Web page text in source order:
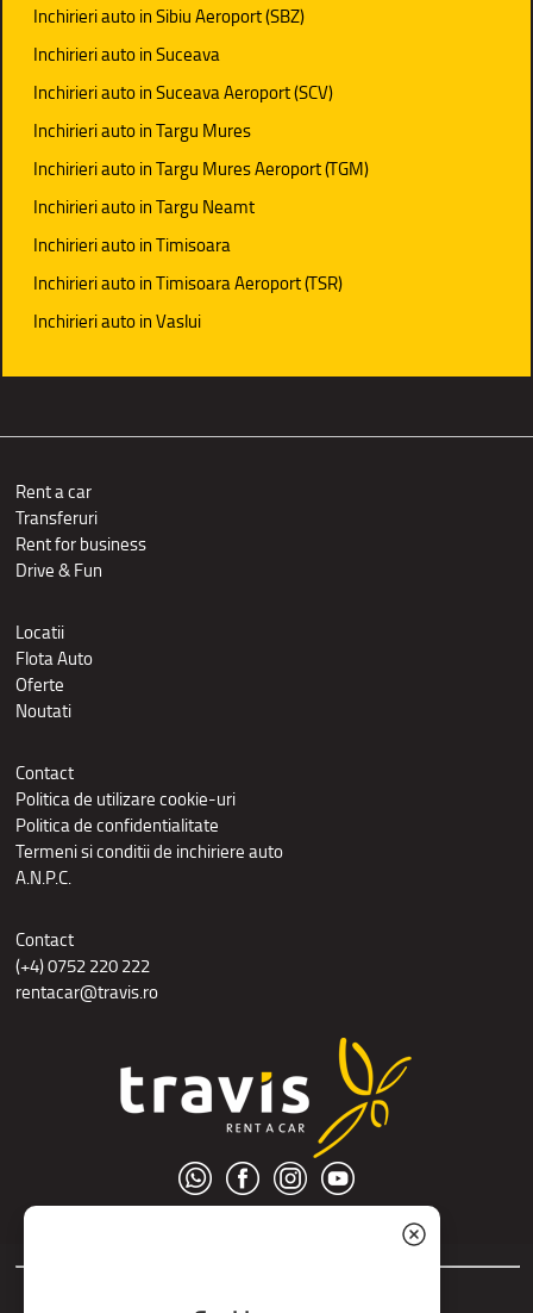
Inchirieri auto in Sibiu Aeroport (SBZ)
Inchirieri auto in Suceava
Inchirieri auto in Suceava Aeroport (SCV)
Inchirieri auto in Targu Mures
Inchirieri auto in Targu Mures Aeroport (TGM)
Inchirieri auto in Targu Neamt
Inchirieri auto in Timisoara
Inchirieri auto in Timisoara Aeroport (TSR)
Inchirieri auto in Vaslui
Rent a car
Transferuri
Rent for business
Drive & Fun
Locatii
Flota Auto
Oferte
Noutati
Contact
Politica de utilizare cookie-uri
Politica de confidentialitate
Termeni si conditii de inchiriere auto
A.N.P.C.
Contact
(+4) 0752 220 222
rentacar@travis.ro